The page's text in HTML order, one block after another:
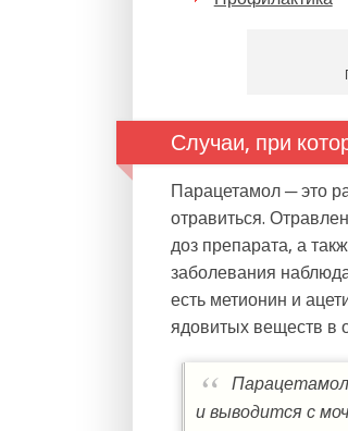
Случаи, при
Парацетамол ─ это
отравиться.
доз препарата, а
заболевания
есть метионин и
ядовитых веществ в
и выводится с